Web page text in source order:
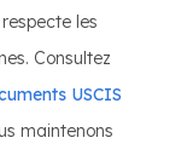
les
Consultez
USCIS
maintenons